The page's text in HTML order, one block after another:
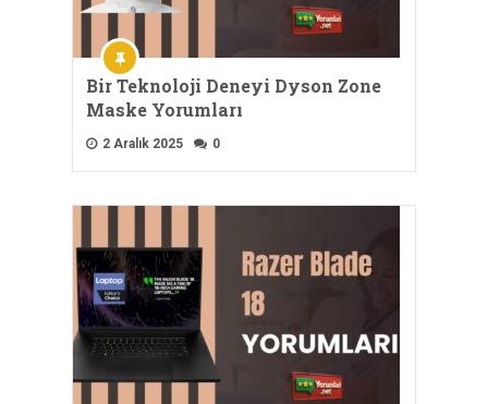
Bir Teknoloji Deneyi Dyson Zone
Maske Yorumları
2 Aralık 2025 0